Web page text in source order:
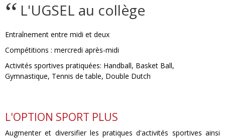
L'UGSEL au collège
Entraînement entre midi et deux
Compétitions : mercredi après-midi
Activités sportives pratiquées: Handball, Basket Ball,
Gymnastique, Tennis de table, Double Dutch
L'OPTION SPORT PLUS
Augmenter et diversifier les pratiques d'activités sportives ainsi